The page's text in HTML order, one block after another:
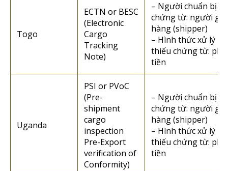
Togo
ECTN or BESC
(Electronic
Cargo
Tracking
Note)
– Người chuẩn bị
chứng từ: người gửi
hàng (shipper)
– Hình thức xử lý
thiếu chứng từ:
tiền
Uganda
PSI or PVoC
(Pre-
shipment
cargo
inspection
Pre-Export
verification of
Conformity)
– Người chuẩn bị
chứng từ: người gửi
hàng (shipper)
– Hình thức xử lý
thiếu chứng từ:
tiền